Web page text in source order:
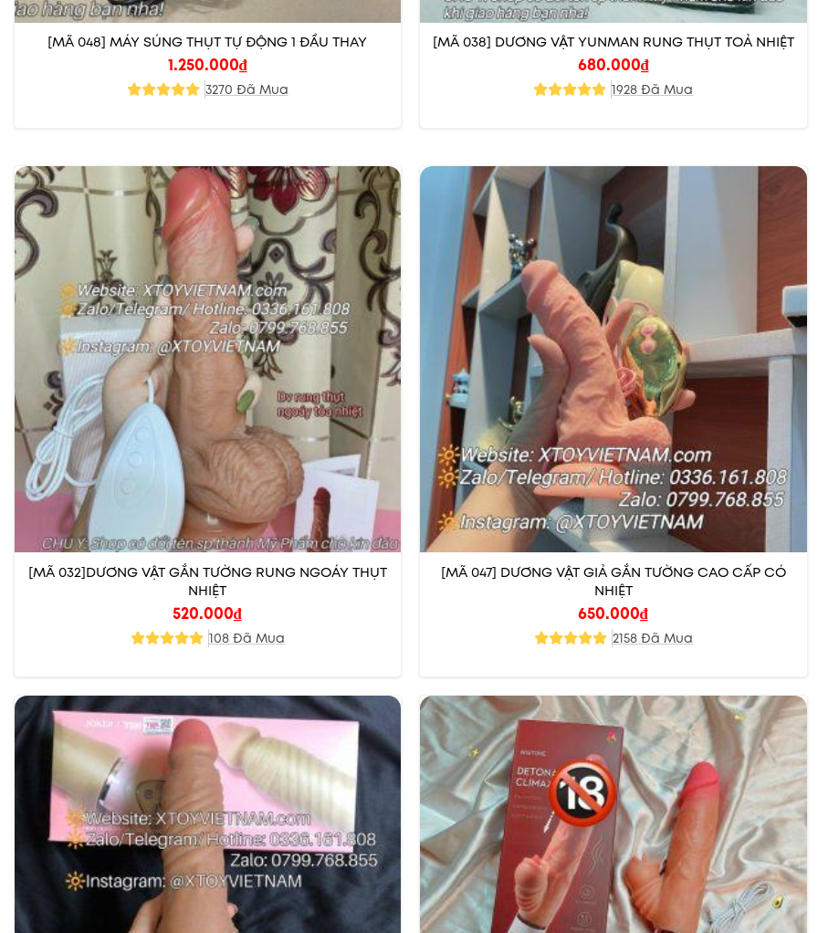
[MÃ 048] MÁY SÚNG THỤT TỰ ĐỘNG 1 ĐẦU THAY
1.250.000₫
3270 Đã Mua
[MÃ 038] DƯƠNG VẬT YUNMAN RUNG THỤT TOẢ NHIỆT
680.000₫
1928 Đã Mua
[MÃ 032]DƯƠNG VẬT GẮN TƯỜNG RUNG NGOÁY THỤT
NHIỆT
520.000₫
108 Đã Mua
[MÃ 047] DƯƠNG VẬT GIẢ GẮN TƯỜNG CAO CẤP CÓ
NHIỆT
650.000₫
2158 Đã Mua